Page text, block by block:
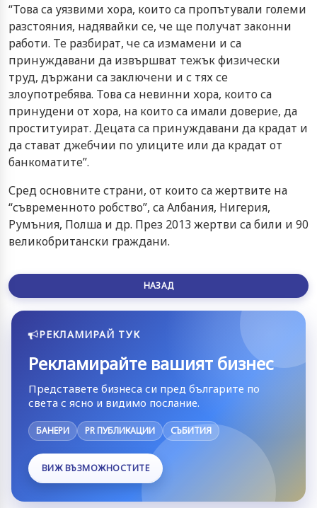
“Това са уязвими хора, които са пропътували големи
разстояния, надявайки се, че ще получат законни
работи. Те разбират, че са измамени и са
принуждавани да извършват тежък физически
труд, държани са заключени и с тях се
злоупотребява. Това са невинни хора, които са
принудени от хора, на които са имали доверие, да
проституират. Децата са принуждавани да крадат и
да стават джебчии по улиците или да крадат от
банкоматите”.
Сред основните страни, от които са жертвите на
“съвременното робство”, са Албания, Нигерия,
Румъния, Полша и др. През 2013 жертви са били и 90
великобритански граждани.
НАЗАД
РЕКЛАМИРАЙ ТУК
Рекламирайте вашият бизнес
Представете бизнеса си пред българите по
света с ясно и видимо послание.
БАНЕРИ PR ПУБЛИКАЦИИ СЪБИТИЯ
ВИЖ ВЪЗМОЖНОСТИТЕ